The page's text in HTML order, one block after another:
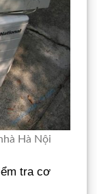
Hà Nội
tra cơ